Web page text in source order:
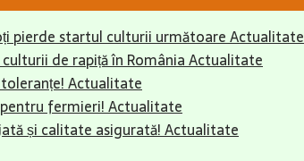
pierde startul culturii următoareActualitate
de rapiță în RomâniaActualitate
Actualitate
pentru fermieri!Actualitate
și calitate asigurată!Actualitate